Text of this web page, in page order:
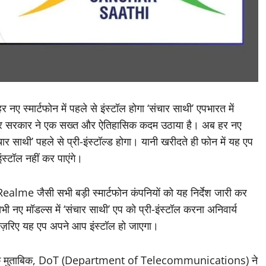
नए स्मार्टफोन में पहले से इंस्टॉल होगा ‘संचार साथी’ एपभारत में
सरकार ने एक सख्त और ऐतिहासिक कदम उठाया है। अब हर नए
साथी’ पहले से प्री-इंस्टॉल्ड होगा। यानी खरीदते ही फोन में यह एप
नहीं कर पाएंगे।
जैसी सभी बड़ी स्मार्टफोन कंपनियों को यह निर्देश जारी कर
मॉडल्स में ‘संचार साथी’ एप को प्री-इंस्टॉल करना अनिवार्य
यह एप अपने आप इंस्टॉल हो जाएगा।
के मुताबिक, DoT (Department of Telecommunications) ने